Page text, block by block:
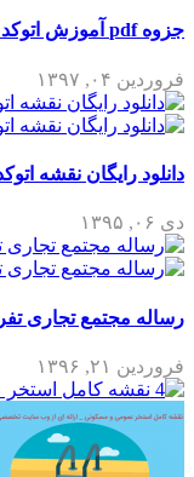
جزوه pdf آموزش اتوکد 2017
فروردین ۰۴, ۱۳۹۷
دانلود رایگان نقشه
دی ۰۶, ۱۳۹۵
رساله مجتمع تجاری
فروردین ۲۱, ۱۳۹۶